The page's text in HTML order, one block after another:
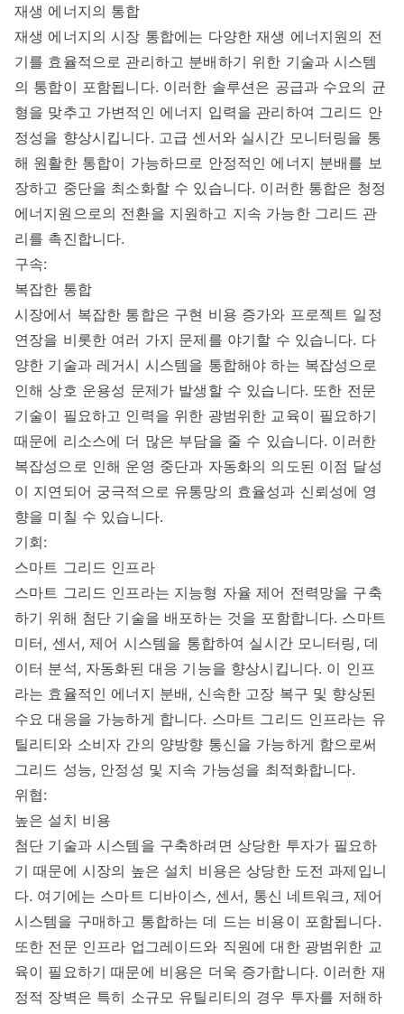
재생 에너지의 통합
재생 에너지의 시장 통합에는 다양한 재생 에너지원의 전
기를 효율적으로 관리하고 분배하기 위한 기술과 시스템
의 통합이 포함됩니다. 이러한 솔루션은 공급과 수요의 균
형을 맞추고 가변적인 에너지 입력을 관리하여 그리드 안
정성을 향상시킵니다. 고급 센서와 실시간 모니터링을 통
해 원활한 통합이 가능하므로 안정적인 에너지 분배를 보
장하고 중단을 최소화할 수 있습니다. 이러한 통합은 청정
에너지원으로의 전환을 지원하고 지속 가능한 그리드 관
리를 촉진합니다.
구속:
복잡한 통합
시장에서 복잡한 통합은 구현 비용 증가와 프로젝트 일정
연장을 비롯한 여러 가지 문제를 야기할 수 있습니다. 다
양한 기술과 레거시 시스템을 통합해야 하는 복잡성으로
인해 상호 운용성 문제가 발생할 수 있습니다. 또한 전문
기술이 필요하고 인력을 위한 광범위한 교육이 필요하기
때문에 리소스에 더 많은 부담을 줄 수 있습니다. 이러한
복잡성으로 인해 운영 중단과 자동화의 의도된 이점 달성
이 지연되어 궁극적으로 유통망의 효율성과 신뢰성에 영
향을 미칠 수 있습니다.
기회:
스마트 그리드 인프라
스마트 그리드 인프라는 지능형 자율 제어 전력망을 구축
하기 위해 첨단 기술을 배포하는 것을 포함합니다. 스마트
미터, 센서, 제어 시스템을 통합하여 실시간 모니터링, 데
이터 분석, 자동화된 대응 기능을 향상시킵니다. 이 인프
라는 효율적인 에너지 분배, 신속한 고장 복구 및 향상된
수요 대응을 가능하게 합니다. 스마트 그리드 인프라는 유
틸리티와 소비자 간의 양방향 통신을 가능하게 함으로써
그리드 성능, 안정성 및 지속 가능성을 최적화합니다.
위협:
높은 설치 비용
첨단 기술과 시스템을 구축하려면 상당한 투자가 필요하
기 때문에 시장의 높은 설치 비용은 상당한 도전 과제입니
다. 여기에는 스마트 디바이스, 센서, 통신 네트워크, 제어
시스템을 구매하고 통합하는 데 드는 비용이 포함됩니다.
또한 전문 인프라 업그레이드와 직원에 대한 광범위한 교
육이 필요하기 때문에 비용은 더욱 증가합니다. 이러한 재
정적 장벽은 특히 소규모 유틸리티의 경우 투자를 저해하